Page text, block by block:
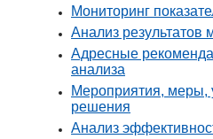
Мониторинг
Анализ результатов
Адресные
анализа
Мероприятия, меры,
решения
Анализ